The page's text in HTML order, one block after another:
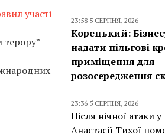
участі
терору”
23:58 5 СЕРПНЯ, 2026
Корецький:
надати пільгові
приміщення для
розосередження
23:36 5 СЕРПНЯ, 2026
Після нічної атаки
Анастасії Тихої